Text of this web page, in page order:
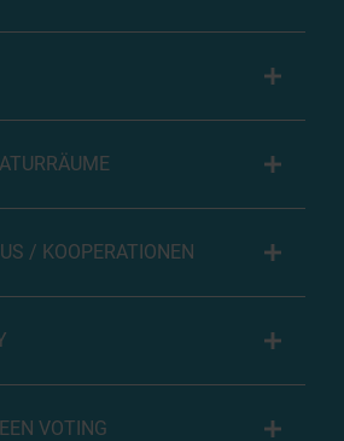
/ KOOPERATIONEN
VOTING